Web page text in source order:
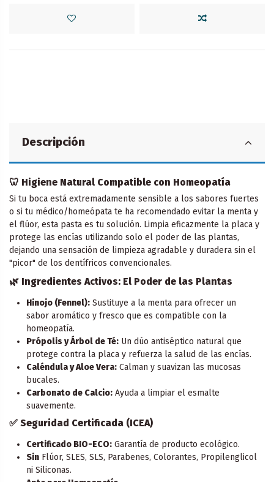
Descripción
🦷 Higiene Natural Compatible con Homeopatía
Si tu boca está extremadamente sensible a los sabores fuertes
o si tu médico/homeópata te ha recomendado evitar la menta y
el flúor, esta pasta es tu solución. Limpia eficazmente la placa y
protege las encías utilizando solo el poder de las plantas,
dejando una sensación de limpieza agradable y duradera sin el
"picor" de los dentífricos convencionales.
🌿 Ingredientes Activos: El Poder de las Plantas
Hinojo (Fennel): Sustituye a la menta para ofrecer un
sabor aromático y fresco que es compatible con la
homeopatía.
Própolis y Árbol de Té: Un dúo antiséptico natural que
protege contra la placa y refuerza la salud de las encías.
Caléndula y Aloe Vera: Calman y suavizan las mucosas
bucales.
Carbonato de Calcio: Ayuda a limpiar el esmalte
suavemente.
✅ Seguridad Certificada (ICEA)
Certificado BIO-ECO: Garantía de producto ecológico.
Sin Flúor, SLES, SLS, Parabenes, Colorantes, Propilenglicol
ni Siliconas.